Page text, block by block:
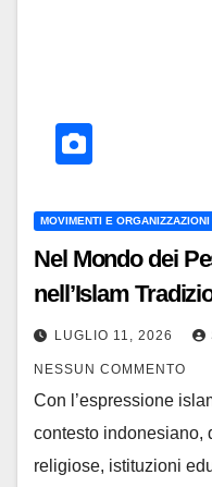
MOVIMENTI E
Nel Mondo dei
nell’Islam
LUGLIO 11, 2026
NESSUN COMMENTO
Con l’espressione
contesto indonesiano,
religiose, istituzioni